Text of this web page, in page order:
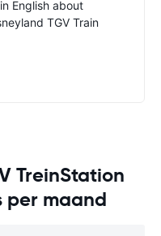
English about
TGV Train
TreinStation
per maand